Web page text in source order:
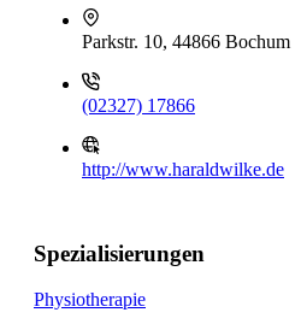
Parkstr. 10, 44866 Bochum
(02327) 17866
http://www.haraldwilke.de
Spezialisierungen
Physiotherapie